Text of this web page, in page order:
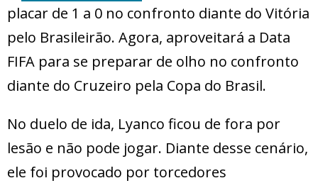
placar de 1 a 0 no confronto diante do Vitória
pelo Brasileirão. Agora, aproveitará a Data
FIFA para se preparar de olho no confronto
diante do Cruzeiro pela Copa do Brasil.
No duelo de ida, Lyanco ficou de fora por
lesão e não pode jogar. Diante desse cenário,
ele foi provocado por torcedores